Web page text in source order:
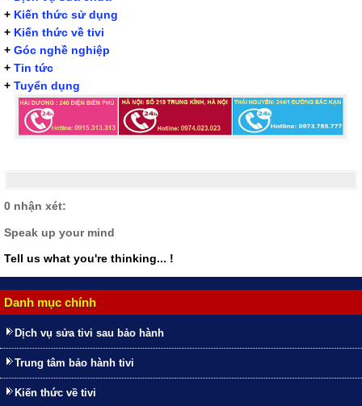
Danh mục chính
Dịch vụ sửa tivi sau bảo hành
Trung tâm bảo hành tivi
Kiến thức về tivi
+ Kiến thức sử dụng
+ Kiến thức về tivi
+ Góc nghề nghiệp
+ Tin tức
+ Tuyển dụng
0 nhận xét:
Speak up your mind
Tell us what you're thinking... !